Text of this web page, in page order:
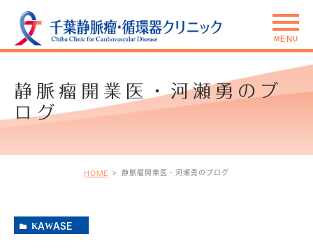
静脈瘤開業医・河瀬勇のブ
ログ
HOME 静脈瘤開業医・河瀬勇のブログ
KAWASE